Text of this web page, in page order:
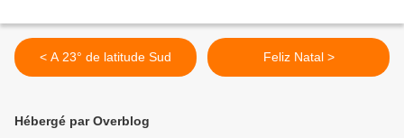
< A 23° de latitude Sud Feliz Natal >
Hébergé par Overblog